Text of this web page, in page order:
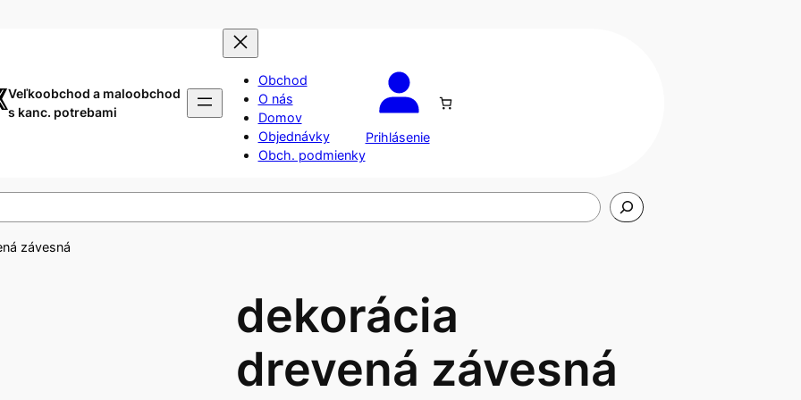
Veľkoobchod a maloobchod
s kanc. potrebami
Obchod
O nás
Domov
Objednávky
Obch. podmienky
Prihlásenie
závesná
dekorácia
drevená závesná